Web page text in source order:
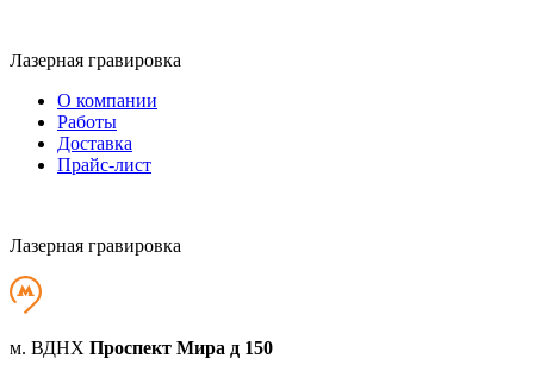
Лазерная гравировка
О компании
Работы
Доставка
Прайс-лист
Лазерная гравировка
м. ВДНХ Проспект Мира д 150